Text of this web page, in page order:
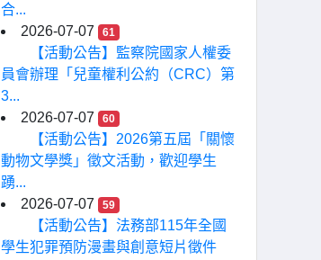
合...
2026-07-07
61
【活動公告】監察院國家人權委
員會辦理「兒童權利公約（CRC）第
3...
2026-07-07
60
【活動公告】2026第五屆「關懷
動物文學獎」徵文活動，歡迎學生
踴...
2026-07-07
59
【活動公告】法務部115年全國
學生犯罪預防漫畫與創意短片徵件